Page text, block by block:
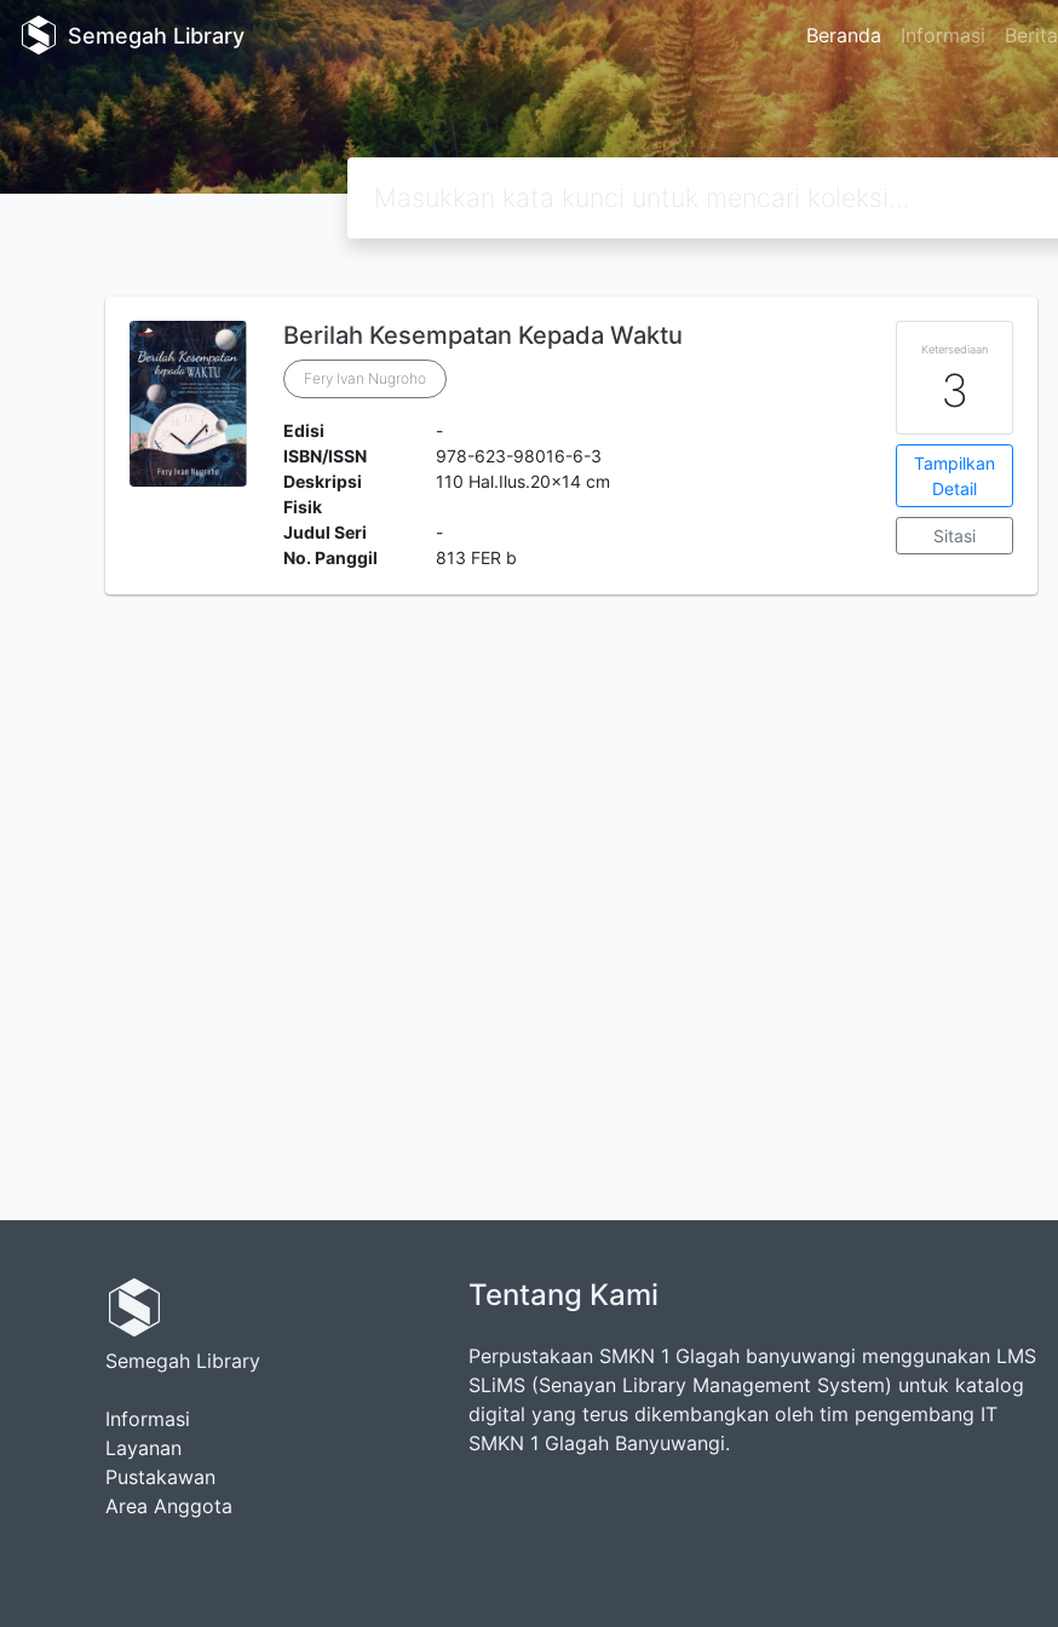
Semegah Library Beranda Informasi Berita
Berilah Kesempatan Kepada Waktu
Fery Ivan Nugroho
Edisi
-
ISBN/ISSN
978-623-98016-6-3
Deskripsi
Fisik
110 Hal.Ilus.20x14 cm
Judul Seri
-
No. Panggil
813 FER b
Ketersediaan
3
Tampilkan
Detail
Sitasi
Semegah Library
Informasi
Layanan
Pustakawan
Area Anggota
Tentang Kami
Perpustakaan SMKN 1 Glagah banyuwangi menggunakan LMS
SLiMS (Senayan Library Management System) untuk katalog
digital yang terus dikembangkan oleh tim pengembang IT
SMKN 1 Glagah Banyuwangi.